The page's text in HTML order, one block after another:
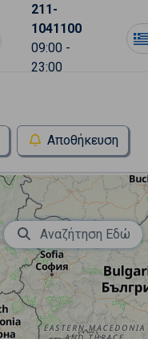
211-
1041100
09:00 -
23:00
Αποθήκευση
Αναζήτηση Εδώ